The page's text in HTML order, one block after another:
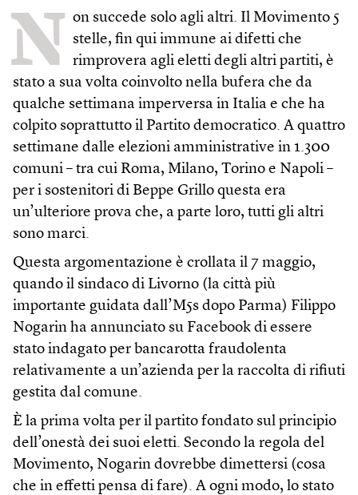
N on succede solo agli altri. Il Movimento 5
stelle, fin qui immune ai difetti che
rimprovera agli eletti degli altri partiti, è
stato a sua volta coinvolto nella bufera che da
qualche settimana imperversa in Italia e che ha
colpito soprattutto il Partito democratico. A quattro
settimane dalle elezioni amministrative in 1.300
comuni – tra cui Roma, Milano, Torino e Napoli –
per i sostenitori di Beppe Grillo questa era
un’ulteriore prova che, a parte loro, tutti gli altri
sono marci.
Questa argomentazione è crollata il 7 maggio,
quando il sindaco di Livorno (la città più
importante guidata dall’M5s dopo Parma) Filippo
Nogarin ha annunciato su Facebook di essere
stato indagato per bancarotta fraudolenta
relativamente a un’azienda per la raccolta di rifiuti
gestita dal comune.
È la prima volta per il partito fondato sul principio
dell’onestà dei suoi eletti. Secondo la regola del
Movimento, Nogarin dovrebbe dimettersi (cosa
che in effetti pensa di fare). A ogni modo, lo stato